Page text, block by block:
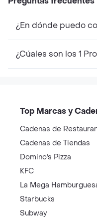
¿En dónde puedo
¿Cúales son los 1
Top Marcas y
Cadenas de
Cadenas de Tiendas
Domino's Pizza
KFC
La Mega
Starbucks
Subway